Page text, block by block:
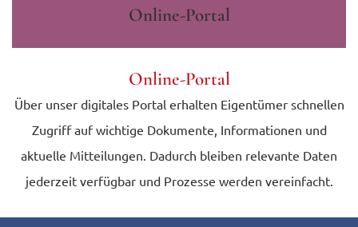
Online-Portal
Über unser digitales Portal erhalten Eigentümer schnellen
Zugriff auf wichtige Dokumente, Informationen und
aktuelle Mitteilungen. Dadurch bleiben relevante Daten
jederzeit verfügbar und Prozesse werden vereinfacht.
Online-Portal